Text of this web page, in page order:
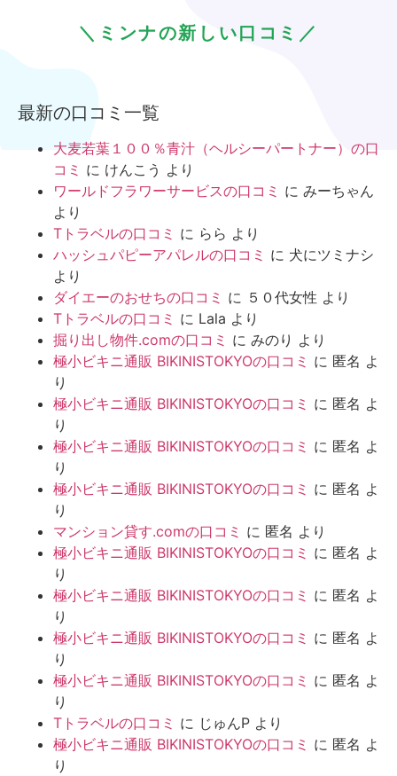
＼ミンナの新しい口コミ／
最新の口コミ一覧
大麦若葉１００％青汁（ヘルシーパートナー）の口
コミ に けんこう より
ワールドフラワーサービスの口コミ に みーちゃん
より
Tトラベルの口コミ に らら より
ハッシュパピーアパレルの口コミ に 犬にツミナシ
より
ダイエーのおせちの口コミ に ５０代女性 より
Tトラベルの口コミ に Lala より
掘り出し物件.comの口コミ に みのり より
極小ビキニ通販 BIKINISTOKYOの口コミ に 匿名 よ
り
極小ビキニ通販 BIKINISTOKYOの口コミ に 匿名 よ
り
極小ビキニ通販 BIKINISTOKYOの口コミ に 匿名 よ
り
極小ビキニ通販 BIKINISTOKYOの口コミ に 匿名 よ
り
マンション貸す.comの口コミ に 匿名 より
極小ビキニ通販 BIKINISTOKYOの口コミ に 匿名 よ
り
極小ビキニ通販 BIKINISTOKYOの口コミ に 匿名 よ
り
極小ビキニ通販 BIKINISTOKYOの口コミ に 匿名 よ
り
極小ビキニ通販 BIKINISTOKYOの口コミ に 匿名 よ
り
Tトラベルの口コミ に じゅんP より
極小ビキニ通販 BIKINISTOKYOの口コミ に 匿名 よ
り